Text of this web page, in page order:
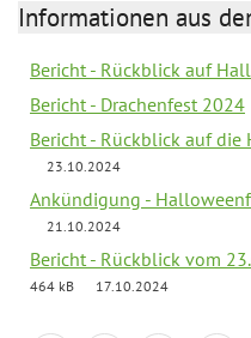
Informationen aus
Bericht - Rückblick auf
Bericht - Drachenfest 2024
Bericht - Rückblick auf die
23.10.2024
Ankündigung -
21.10.2024
Bericht - Rückblick vom
464 kB
17.10.2024